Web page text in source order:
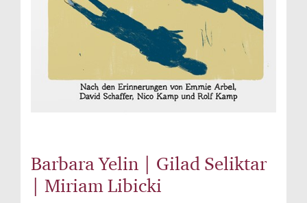
Barbara Yelin | Gilad Seliktar
| Miriam Libicki